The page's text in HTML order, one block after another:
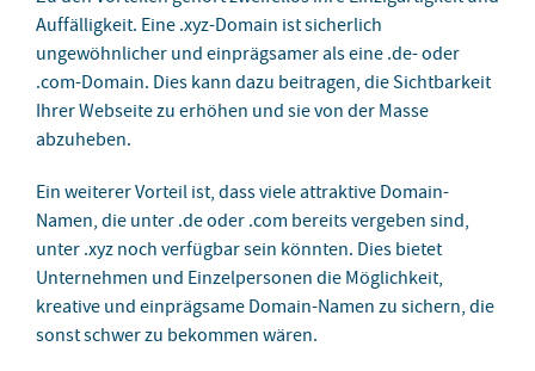
Auffälligkeit. Eine .xyz-Domain ist sicherlich
ungewöhnlicher und einprägsamer als eine .de- oder
.com-Domain. Dies kann dazu beitragen, die Sichtbarkeit
Ihrer Webseite zu erhöhen und sie von der Masse
abzuheben.
Ein weiterer Vorteil ist, dass viele attraktive Domain-
Namen, die unter .de oder .com bereits vergeben sind,
unter .xyz noch verfügbar sein könnten. Dies bietet
Unternehmen und Einzelpersonen die Möglichkeit,
kreative und einprägsame Domain-Namen zu sichern, die
sonst schwer zu bekommen wären.